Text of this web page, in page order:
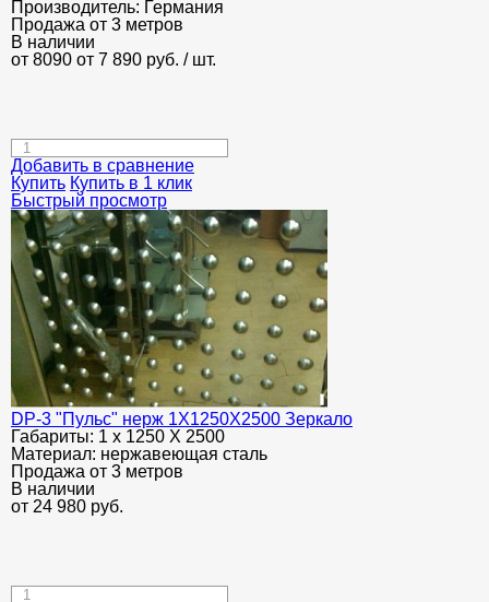
Производитель: Германия
Продажа от 3 метров
В наличии
от 8090 от 7 890 руб. / шт.
Добавить в сравнение
Купить Купить в 1 клик
Быстрый просмотр
DP-3 "Пульс" нерж 1Х1250Х2500 Зеркало
Габариты: 1 х 1250 Х 2500
Материал: нержавеющая сталь
Продажа от 3 метров
В наличии
от 24 980 руб.